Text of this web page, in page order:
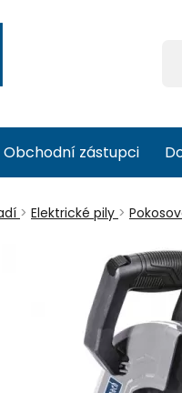
Obchodní zástupci
> Elektrické pily >